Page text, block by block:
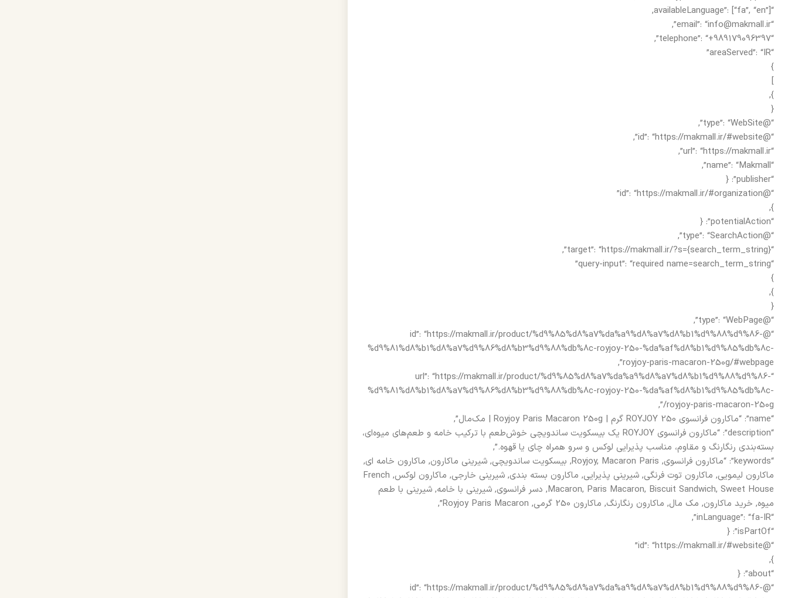
“availableLanguage”: [“fa”, “en”],
“email”: “info@makmall.ir”,
“telephone”: “+989179096397”,
“areaServed”: “IR”
}
]
},
{
“@type”: “WebSite”,
“@id”: “https://makmall.ir/#website”,
“url”: “https://makmall.ir”,
“name”: “Makmall”,
“publisher”: {
“@id”: “https://makmall.ir/#organization”
},
“potentialAction”: {
“@type”: “SearchAction”,
“target”: “https://makmall.ir/?s={search_term_string}”,
“query-input”: “required name=search_term_string”
}
},
{
“@type”: “WebPage”,
“@id”: “https://makmall.ir/product/%d9%85%d8%a7%da%a9%d8%a7%d8%b1%d9%88%d9%86-
%d9%81%d8%b1%d8%a7%d9%86%d8%b3%d9%88%db%8c-royjoy-250-%da%af%d8%b1%d9%85%db%8c-
royjoy-paris-macaron-250g/#webpage”,
“url”: “https://makmall.ir/product/%d9%85%d8%a7%da%a9%d8%a7%d8%b1%d9%88%d9%86-
%d9%81%d8%b1%d8%a7%d9%86%d8%b3%d9%88%db%8c-royjoy-250-%da%af%d8%b1%d9%85%db%8c-
royjoy-paris-macaron-250g/”,
“name”: “ماکارون فرانسوی ROYJOY 250 گرم | Royjoy Paris Macaron 250g | مک‌مال”,
“description”: “ماکارون فرانسوی ROYJOY یک بیسکویت ساندویچی خوش‌طعم با ترکیب خامه و طعم‌های میوه‌ای،
بسته‌بندی رنگارنگ و مقاوم، مناسب پذیرایی لوکس و سرو همراه چای یا قهوه.”,
“keywords”: “ماکارون فرانسوی, Royjoy, Macaron Paris, بيسكويت ساندويچي, شیرینی ماکارون, ماکارون خامه ای,
ماکارون لیمویی, ماکارون توت فرنگی, شیرینی پذیرایی, ماکارون بسته بندی, شیرینی خارجی, ماکارون لوکس, French
Macaron, Paris Macaron, Biscuit Sandwich, Sweet House, دسر فرانسوی, شیرینی با خامه, شیرینی با طعم
میوه, خرید ماکارون, مک مال, ماکارون رنگارنگ, ماکارون 250 گرمی, Royjoy Paris Macaron”,
“inLanguage”: “fa-IR”,
“isPartOf”: {
“@id”: “https://makmall.ir/#website”
},
“about”: {
“@id”: “https://makmall.ir/product/%d9%85%d8%a7%da%a9%d8%a7%d8%b1%d9%88%d9%86-